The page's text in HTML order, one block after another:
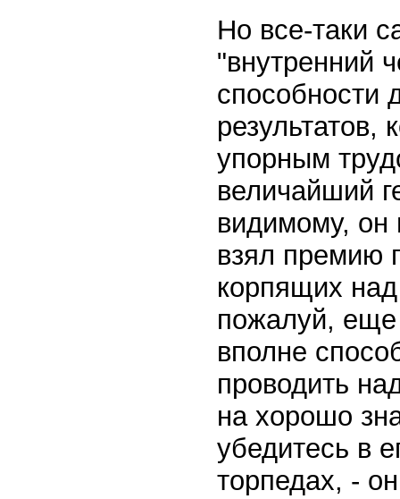
Но все-таки
"внутренний
способности
результатов,
упорным
величайший
видимому, он
взял премию
корпящих
пожалуй, еще
вполне
проводить
на хорошо
убедитесь в
торпедах, -